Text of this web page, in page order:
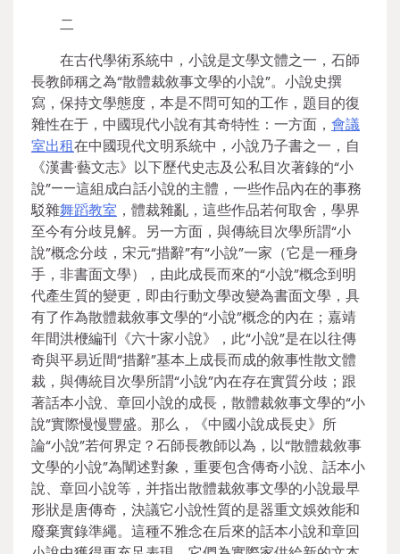
二
在古代學術系統中，小說是文學文體之一，石師
長教師稱之為“散體裁敘事文學的小說”。小說史撰
寫，保持文學態度，本是不問可知的工作，題目的復
雜性在于，中國現代小說有其奇特性：一方面， 會議
室出租在中國現代文明系統中，小說乃子書之一，自
《漢書·藝文志》以下歷代史志及公私目次著錄的“小
說”——這組成白話小說的主體，一些作品內在的事務
駁雜舞蹈教室 ，體裁雜亂，這些作品若何取舍，學界
至今有分歧見解。另一方面，與傳統目次學所謂“小
說”概念分歧，宋元“措辭”有“小說”一家（它是一種身
手，非書面文學），由此成長而來的“小說”概念到明
代產生質的變更，即由行動文學改變為書面文學，具
有了作為散體裁敘事文學的“小說”概念的內在；嘉靖
年間洪楩編刊《六十家小說》，此“小說”是在以往傳
奇與平易近間“措辭”基本上成長而成的敘事性散文體
裁，與傳統目次學所謂“小說”內在存在實質分歧；跟
著話本小說、章回小說的成長，散體裁敘事文學的“小
說”實際慢慢豐盛。那么，《中國小說成長史》所
論“小說”若何界定？石師長教師以為，以“散體裁敘事
文學的小說”為闡述對象，重要包含傳奇小說、話本小
說、章回小說等，并指出散體裁敘事文學的小說最早
形狀是唐傳奇，決議它小說性質的是器重文娛效能和
廢棄實錄準繩。這種不雅念在后來的話本小說和章回